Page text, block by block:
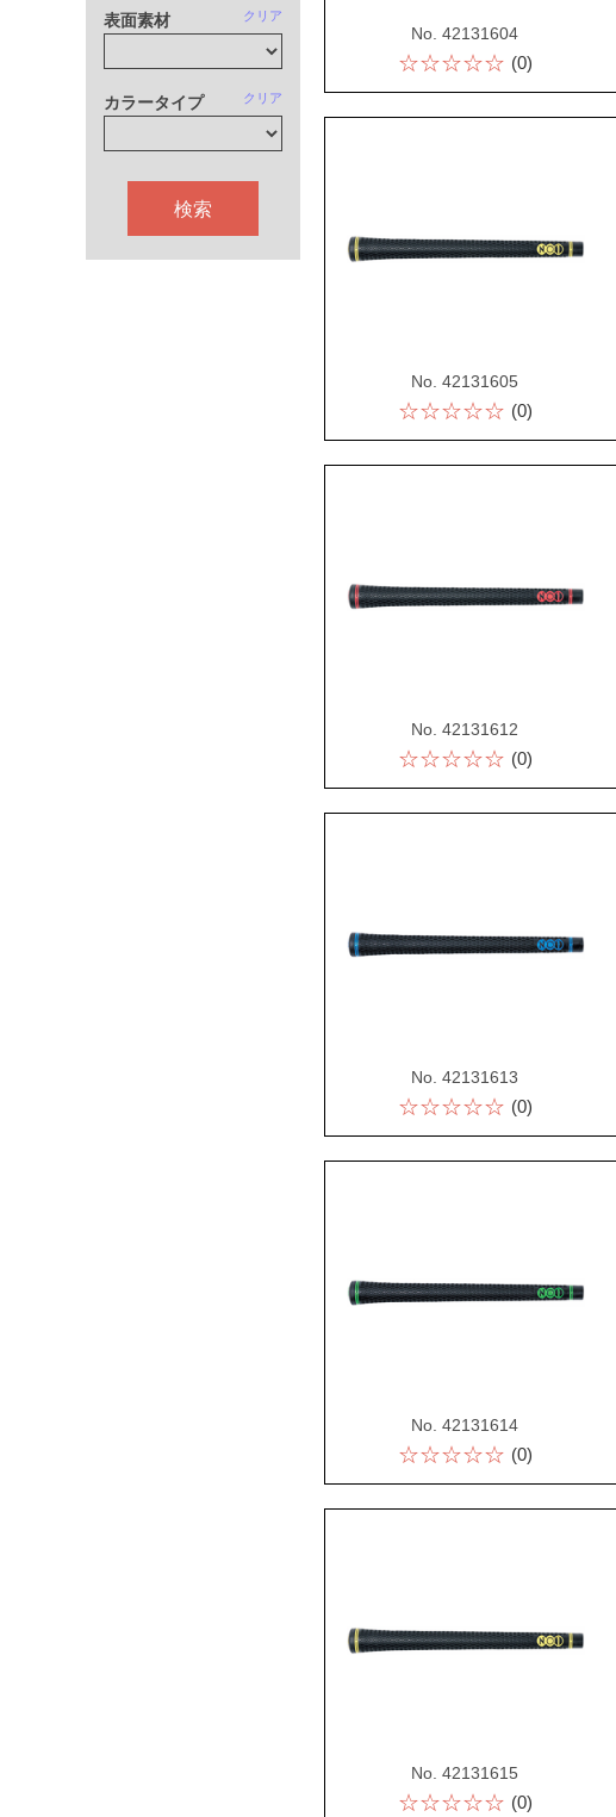
表面素材 クリア
カラータイプ クリア
検索
No. 42131604
☆☆☆☆☆ (0)
No. 42131605
☆☆☆☆☆ (0)
No. 42131612
☆☆☆☆☆ (0)
No. 42131613
☆☆☆☆☆ (0)
No. 42131614
☆☆☆☆☆ (0)
No. 42131615
☆☆☆☆☆ (0)